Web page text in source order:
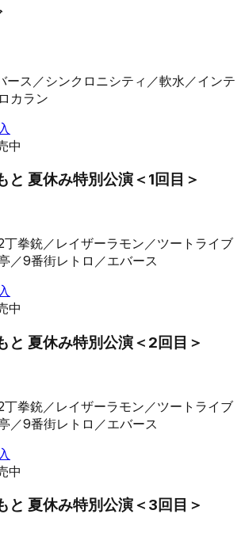
ース／シンクロニシティ／軟水／インテ
カラン
中
と 夏休み特別公演＜1回目＞
丁拳銃／レイザーラモン／ツートライブ
／9番街レトロ／エバース
中
と 夏休み特別公演＜2回目＞
丁拳銃／レイザーラモン／ツートライブ
／9番街レトロ／エバース
中
と 夏休み特別公演＜3回目＞